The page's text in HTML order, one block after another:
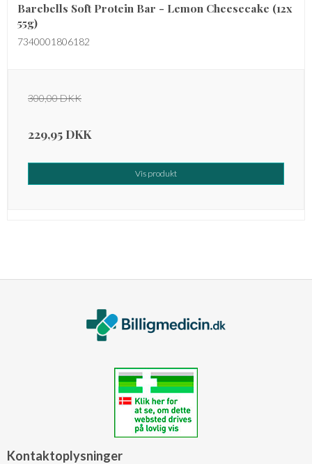
Barebells Soft Protein Bar - Lemon Cheesecake (12x
55g)
7340001806182
300,00 DKK
229,95 DKK
Vis produkt
Kontaktoplysninger